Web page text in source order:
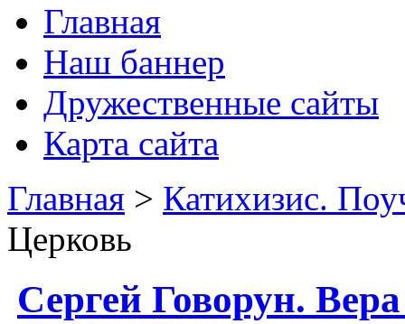
Главная
Наш баннер
Дружественные сайты
Карта сайта
Главная > Катихизис.
Церковь
Сергей Говорун.